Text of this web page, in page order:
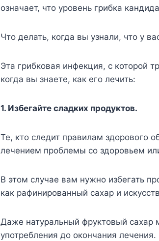
означает, что уровень грибка
Что делать, когда вы узнали, что у
Эта грибковая инфекция, с которой
когда вы знаете, как его лечить:
1. Избегайте сладких продуктов.
Те, кто следит правилам здорового
лечением проблемы со здоровьем
В этом случае вам нужно избегать
как рафинированный сахар и
Даже натуральный фруктовый сахар
употребления до окончания лечения.